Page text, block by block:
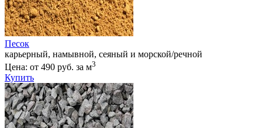
Песок
карьерный, намывной, сеяный и морской/речной
Цена: от 490 руб. за м3
Купить